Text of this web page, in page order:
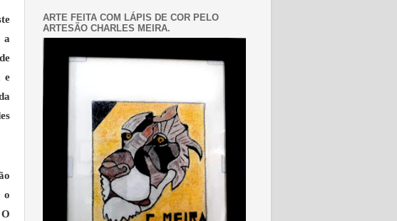
a
e
o
ARTE FEITA COM LÁPIS DE COR PELO
ARTESÃO CHARLES MEIRA.